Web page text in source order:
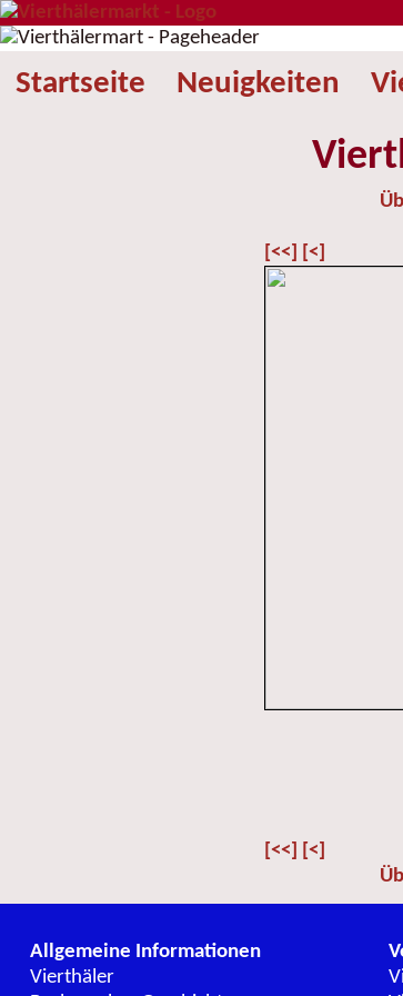
Startseite Neuigkeiten
[<<] [<]
[<<] [<]
Allgemeine Informationen
Vierthäler